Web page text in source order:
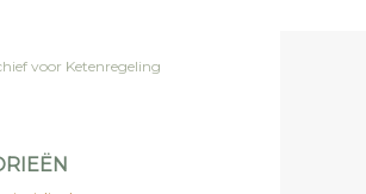
voor Ketenregeling